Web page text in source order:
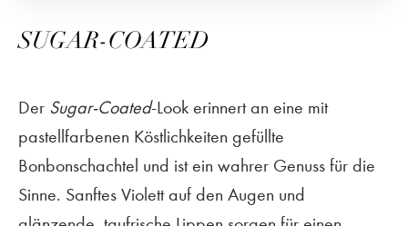
SUGAR-COATED
Der Sugar-Coated-Look erinnert an eine mit
pastellfarbenen Köstlichkeiten gefüllte
Bonbonschachtel und ist ein wahrer Genuss für die
Sinne. Sanftes Violett auf den Augen und